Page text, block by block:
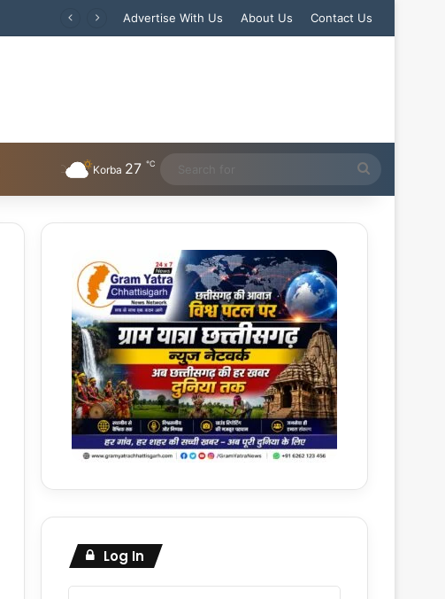
Advertise With Us About Us Contact Us
Korba 27 ℃
for
Log In